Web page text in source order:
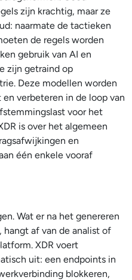
zijn krachtig, maar ze
naarmate de tactieken
de regels worden
gebruik van AI en
zijn getraind op
Deze modellen worden
verbeteren in de loop van
voor het
is over het algemeen
en
één enkele vooraf
Wat er na het genereren
af van de analist of
XDR voert
uit: een endpoints in
blokkeren,